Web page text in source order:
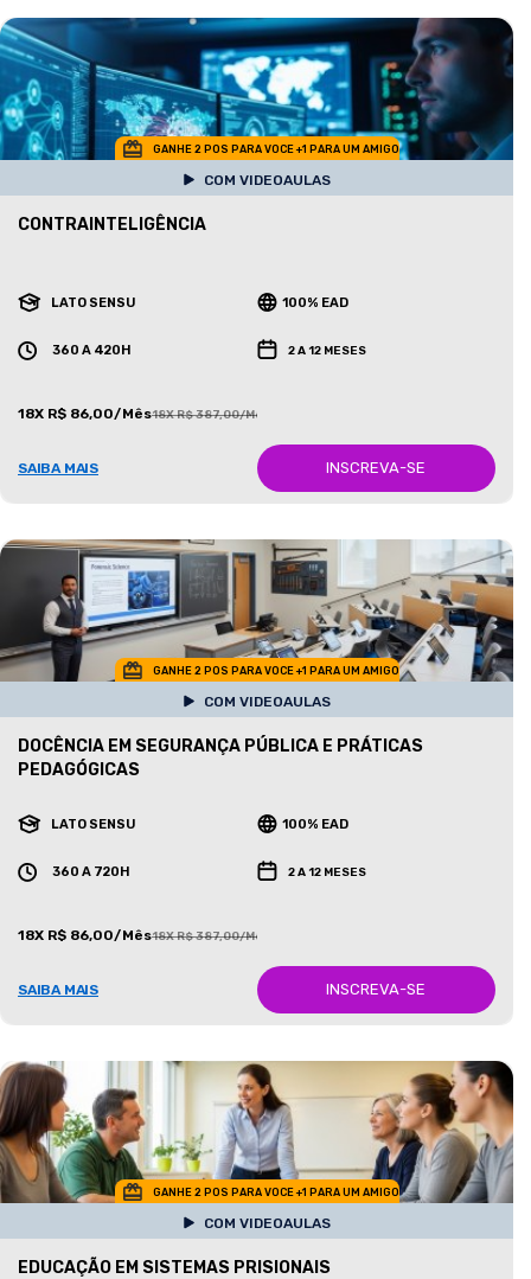
GANHE 2 POS PARA VOCE +1 PARA UM AMIGO
COM VIDEOAULAS
CONTRAINTELIGÊNCIA
LATO SENSU 100% EAD
360 A 420H 2 A 12 MESES
18X R$ 86,00/Mês18X R$ 387,00/Mês
SAIBA MAIS INSCREVA-SE
GANHE 2 POS PARA VOCE +1 PARA UM AMIGO
COM VIDEOAULAS
DOCÊNCIA EM SEGURANÇA PÚBLICA E PRÁTICAS
PEDAGÓGICAS
LATO SENSU 100% EAD
360 A 720H 2 A 12 MESES
18X R$ 86,00/Mês18X R$ 387,00/Mês
SAIBA MAIS INSCREVA-SE
GANHE 2 POS PARA VOCE +1 PARA UM AMIGO
COM VIDEOAULAS
EDUCAÇÃO EM SISTEMAS PRISIONAIS